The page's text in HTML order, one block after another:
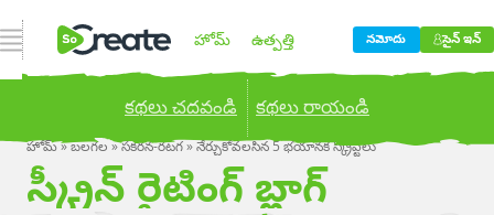
నావిగేషన్ ఓపెన్ చేయండి హోమ్ ఉత్పత్తి
ధర నిర్ణయించడం బ్లాగు
కంపెనీ
నమోదు సైన్ ఇన్
కథలు చదవండి కథలు రాయండి
Publish your stories to a global audience.
now!
హోమ్»బలగల»సకరన-రటగ»నేర్చుకోవలసిన 5 భయానక స్క్రిప్ట్‌లు
స్క్రీన్ రైటింగ్ బ్లాగ్